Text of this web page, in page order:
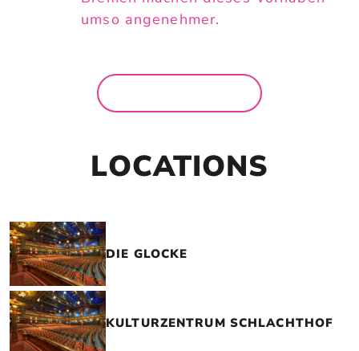
umso angenehmer.
LOCATIONS
DIE GLOCKE
KULTURZENTRUM SCHLACHTHOF